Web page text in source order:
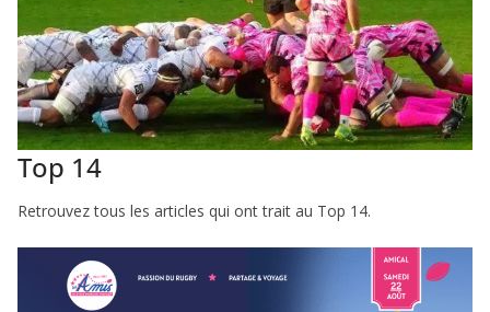
Top 14
Retrouvez tous les articles qui ont trait au Top 14.